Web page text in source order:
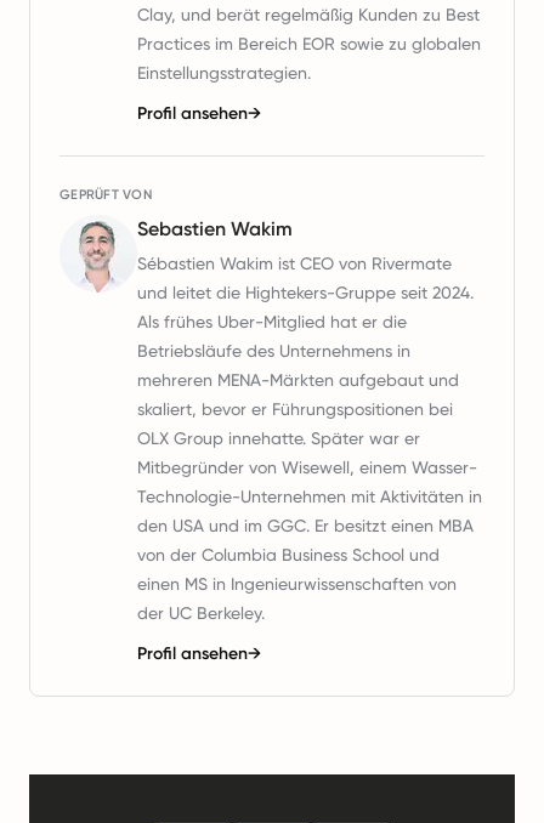
Clay, und berät regelmäßig Kunden zu Best
Practices im Bereich EOR sowie zu globalen
Einstellungsstrategien.
Profil ansehen→
GEPRÜFT VON
Sebastien Wakim
Sébastien Wakim ist CEO von Rivermate
und leitet die Hightekers-Gruppe seit 2024.
Als frühes Uber-Mitglied hat er die
Betriebsläufe des Unternehmens in
mehreren MENA-Märkten aufgebaut und
skaliert, bevor er Führungspositionen bei
OLX Group innehatte. Später war er
Mitbegründer von Wisewell, einem Wasser-
Technologie-Unternehmen mit Aktivitäten in
den USA und im GGC. Er besitzt einen MBA
von der Columbia Business School und
einen MS in Ingenieurwissenschaften von
der UC Berkeley.
Profil ansehen→